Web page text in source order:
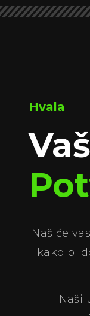
Hvala
Naš će
kako bi
Naši